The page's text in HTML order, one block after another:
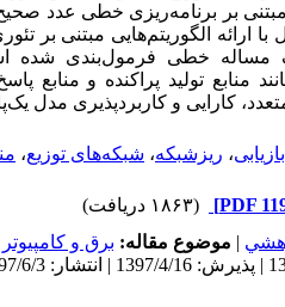
بر برنامه‌ریزی خطی عدد صحیح
با ارائه الگوریتم‌هایی مبتنی بر
مساله خطی فرمول‌بندی
منابع تولید پراکنده و
کارایی و کاربردپذیری مدل
بازیابی، ریزشبکه‌، شبکه‌های توزیع،
(۱۸۶۳ دریافت)
| موضوع مقاله: برق و کامپیوتر